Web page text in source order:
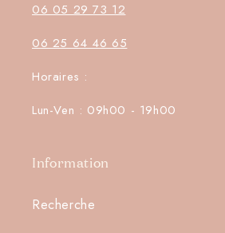
06 05 29 73 12
06 25 64 46 65
Horaires :
Lun-Ven : 09h00 - 19h00
Information
Recherche